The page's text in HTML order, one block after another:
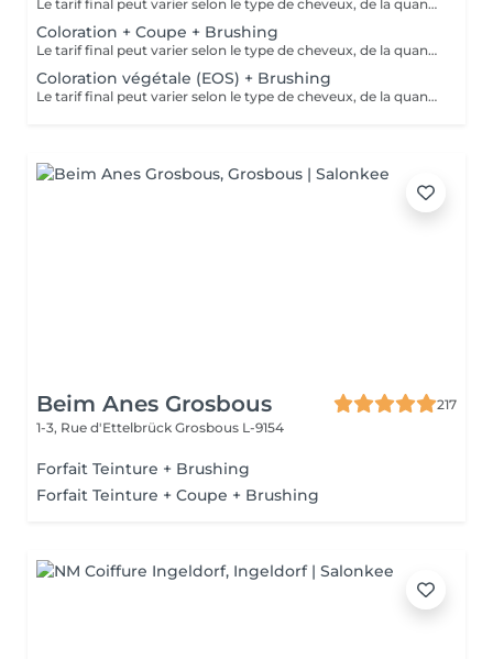
Le tarif final peut varier selon le type de cheveux, de la quantité de produit utilisée et de la création finalement réalisée.
Coloration + Coupe + Brushing
Le tarif final peut varier selon le type de cheveux, de la quantité de produit utilisée et de la création finalement réalisée.
Coloration végétale (EOS) + Brushing
Le tarif final peut varier selon le type de cheveux, de la quantité de produit utilisée et de la création finalement réalisée.
Beim Anes Grosbous
217
1-3, Rue d'Ettelbrück Grosbous L-9154
Forfait Teinture + Brushing
Forfait Teinture + Coupe + Brushing